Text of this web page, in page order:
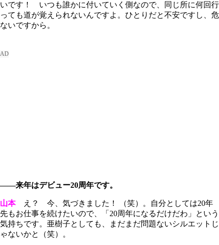
いです！ いつも誰かに付いていく側なので、同じ所に何回行
っても道が覚えられないんですよ。ひとりだと不安ですし、危
ないですから。
――来年はデビュー20周年です。
山本え？ 今、気づきました！ （笑）。自分としては20年
先もお仕事を続けたいので、「20周年になるだけだわ」という
気持ちです。亜樹子としても、まだまだ問題ないシルエットじ
ゃないかと（笑）。